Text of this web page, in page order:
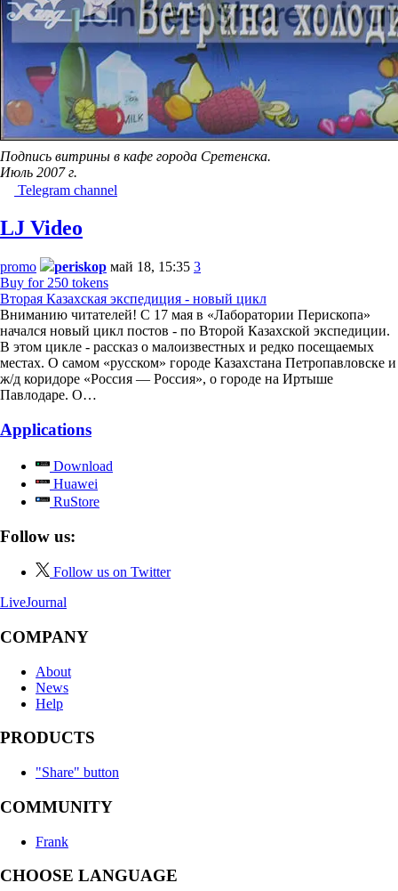
Подпись витрины в кафе города Сретенска.
Июль 2007 г.
Telegram channel
LJ Video
promo periskop май 18, 15:35 3
Buy for 250 tokens
Вторая Казахская экспедиция - новый цикл
Вниманию читателей! С 17 мая в «Лаборатории Перископа»
начался новый цикл постов - по Второй Казахской экспедиции.
В этом цикле - рассказ о малоизвестных и редко посещаемых
местах. О самом «русском» городе Казахстана Петропавловске и
ж/д коридоре «Россия — Россия», о городе на Иртыше
Павлодаре. О…
Applications
Download
Huawei
RuStore
Follow us:
Follow us on Twitter
LiveJournal
COMPANY
About
News
Help
PRODUCTS
"Share" button
COMMUNITY
Frank
CHOOSE LANGUAGE